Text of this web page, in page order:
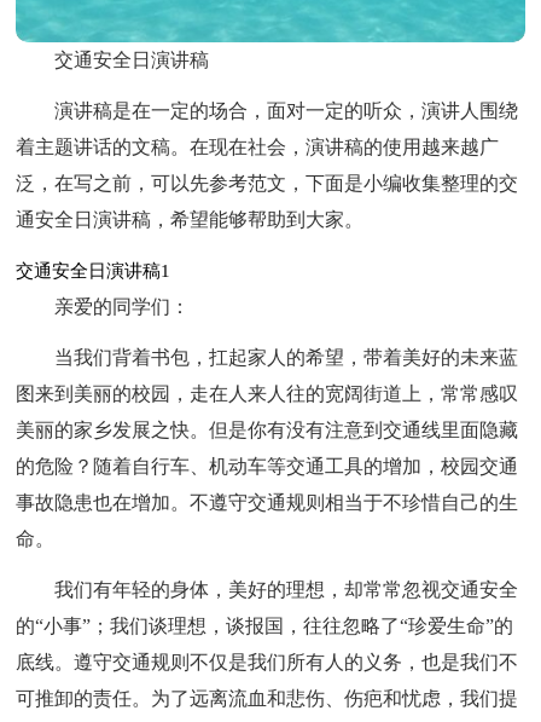
交通安全日演讲稿
演讲稿是在一定的场合，面对一定的听众，演讲人围绕
着主题讲话的文稿。在现在社会，演讲稿的使用越来越广
泛，在写之前，可以先参考范文，下面是小编收集整理的交
通安全日演讲稿，希望能够帮助到大家。
交通安全日演讲稿1
亲爱的同学们：
当我们背着书包，扛起家人的希望，带着美好的未来蓝
图来到美丽的校园，走在人来人往的宽阔街道上，常常感叹
美丽的家乡发展之快。但是你有没有注意到交通线里面隐藏
的危险？随着自行车、机动车等交通工具的增加，校园交通
事故隐患也在增加。不遵守交通规则相当于不珍惜自己的生
命。
我们有年轻的身体，美好的理想，却常常忽视交通安全
的“小事”；我们谈理想，谈报国，往往忽略了“珍爱生命”的
底线。遵守交通规则不仅是我们所有人的义务，也是我们不
可推卸的责任。为了远离流血和悲伤、伤疤和忧虑，我们提